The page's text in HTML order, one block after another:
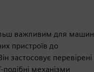
важливим для машин
пристроїв до
застосовує перевірені
механізми